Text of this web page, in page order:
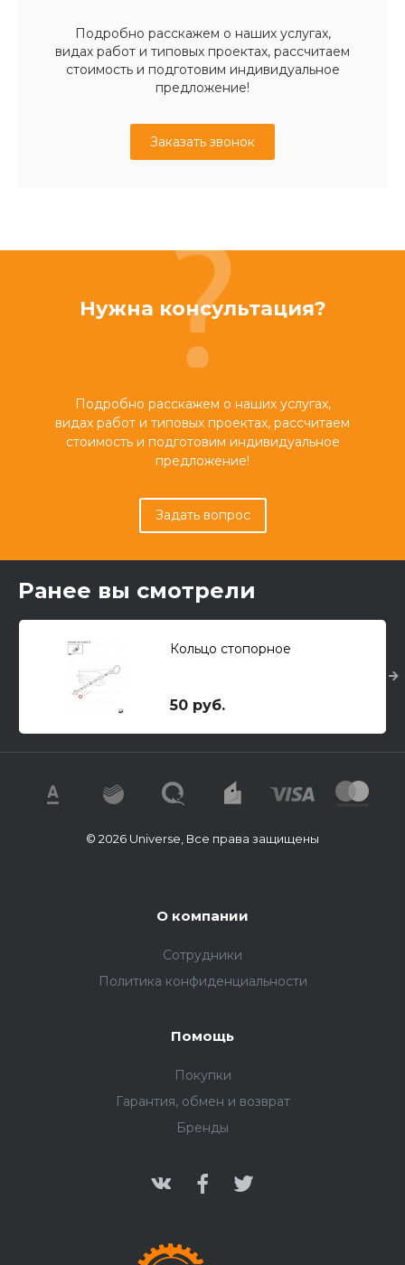
Подробно расскажем о наших услугах,
видах работ и типовых проектах, рассчитаем
стоимость и подготовим индивидуальное
предложение!
Заказать звонок
Нужна консультация?
Подробно расскажем о наших услугах,
видах работ и типовых проектах, рассчитаем
стоимость и подготовим индивидуальное
предложение!
Задать вопрос
Ранее вы смотрели
Кольцо стопорное
50 руб.
© 2026 Universe, Все права защищены
О компании
Сотрудники
Политика конфиденциальности
Помощь
Покупки
Гарантия, обмен и возврат
Бренды